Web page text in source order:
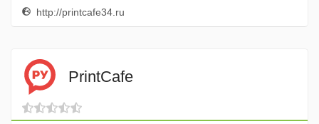
http://printcafe34.ru
PrintCafe